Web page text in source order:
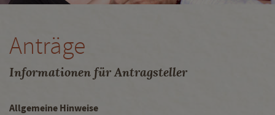
Anträge
Informationen für Antragsteller
Allgemeine Hinweise